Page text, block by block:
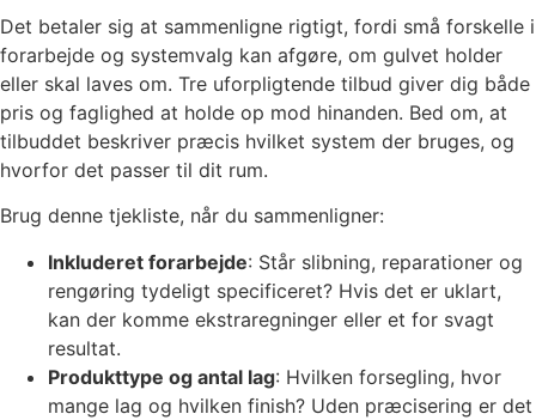
Det betaler sig at sammenligne rigtigt, fordi små forskelle i
forarbejde og systemvalg kan afgøre, om gulvet holder
eller skal laves om. Tre uforpligtende tilbud giver dig både
pris og faglighed at holde op mod hinanden. Bed om, at
tilbuddet beskriver præcis hvilket system der bruges, og
hvorfor det passer til dit rum.
Brug denne tjekliste, når du sammenligner:
Inkluderet forarbejde: Står slibning, reparationer og
rengøring tydeligt specificeret? Hvis det er uklart,
kan der komme ekstraregninger eller et for svagt
resultat.
Produkttype og antal lag: Hvilken forsegling, hvor
mange lag og hvilken finish? Uden præcisering er det